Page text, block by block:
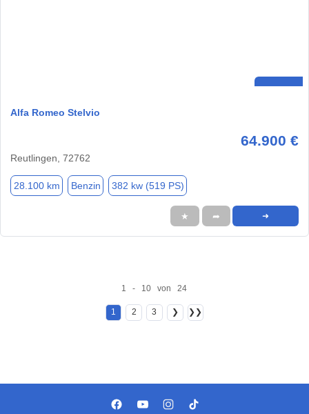
Alfa Romeo Stelvio
64.900 €
Reutlingen, 72762
28.100 km Benzin 382 kw (519 PS)
★ ➦ ➜
1 - 10 von 24
1 2 3 ❯ ❯❯